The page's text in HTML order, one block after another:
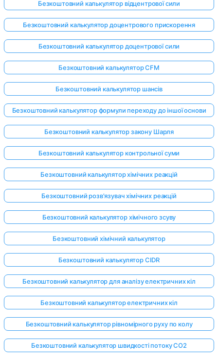
Безкоштовний калькулятор відцентрової сили
Безкоштовний калькулятор доцентрового прискорення
Безкоштовний калькулятор доцентрової сили
Безкоштовний калькулятор CFM
Безкоштовний калькулятор шансів
Безкоштовний калькулятор формули переходу до іншої основи
Безкоштовний калькулятор закону Шарля
Безкоштовний калькулятор контрольної суми
Безкоштовний калькулятор хімічних реакцій
Безкоштовний розв'язувач хімічних реакцій
Безкоштовний калькулятор хімічного зсуву
Безкоштовний хімічний калькулятор
Безкоштовний калькулятор CIDR
Безкоштовний калькулятор для аналізу електричних кіл
Безкоштовний калькулятор електричних кіл
Безкоштовний калькулятор рівномірного руху по колу
Безкоштовний калькулятор швидкості потоку CO2